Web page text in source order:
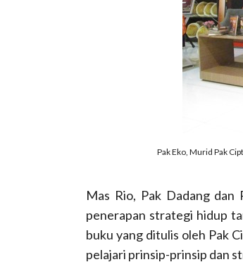
Pak Eko, Murid Pak
Mas Rio, Pak Dadang
penerapan strategi hidup
buku yang ditulis oleh Pak
pelajari prinsip-prinsip dan